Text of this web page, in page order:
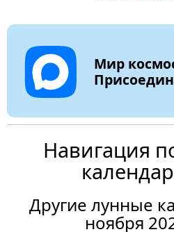
Мир
Навигация
Другие лунные
ноября